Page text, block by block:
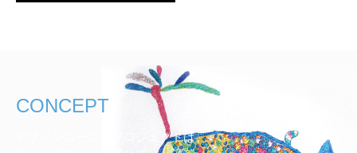
CONCEPT
デザインゴールズプロジェクトは、